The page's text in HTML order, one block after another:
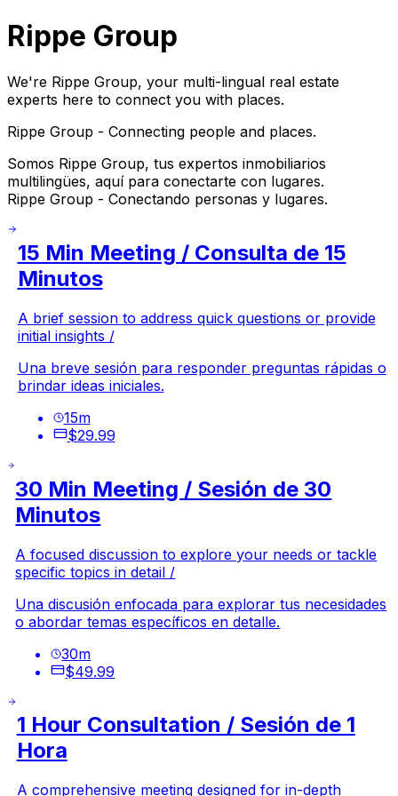
Rippe Group
We're Rippe Group, your multi-lingual real estate
experts here to connect you with places.
Rippe Group - Connecting people and places.
Somos Rippe Group, tus expertos inmobiliarios
multilingües, aquí para conectarte con lugares.
Rippe Group - Conectando personas y lugares.
15 Min Meeting / Consulta de 15
Minutos
A brief session to address quick questions or provide
initial insights /
Una breve sesión para responder preguntas rápidas o
brindar ideas iniciales.
15m
$29.99
30 Min Meeting / Sesión de 30
Minutos
A focused discussion to explore your needs or tackle
specific topics in detail /
Una discusión enfocada para explorar tus necesidades
o abordar temas específicos en detalle.
30m
$49.99
1 Hour Consultation / Sesión de 1
Hora
A comprehensive meeting designed for in-depth